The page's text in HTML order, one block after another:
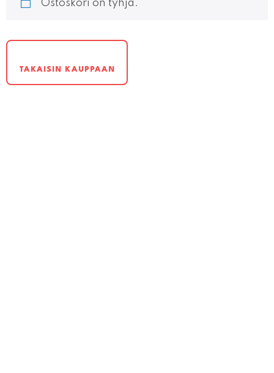
Ostoskori on tyhjä.
TAKAISIN KAUPPAAN